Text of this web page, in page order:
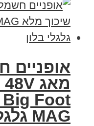
אופניים
Foot
MAG גלגלי בלון